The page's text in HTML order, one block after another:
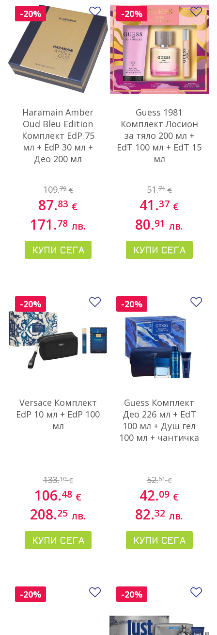
Haramain Amber
Oud Bleu Edition
Комплект EdP 75
мл + EdP 30 мл +
Део 200 мл
109.79 €
87.83 €
171.78 лв.
КУПИ СЕГА
-20% Добави в любими
Guess 1981
Комплект Лосион
за тяло 200 мл +
EdT 100 мл + EdT 15
мл
51.71 €
41.37 €
80.91 лв.
КУПИ СЕГА
-20%
Versace Комплект
EdP 10 мл + EdP 100
мл
133.10 €
106.48 €
208.25 лв.
КУПИ СЕГА
-20% Добави в любими
Guess Комплект
Део 226 мл + EdT
100 мл + Душ гел
100 мл + чантичка
52.61 €
42.09 €
82.32 лв.
КУПИ СЕГА
-20%
-20% Добави в любими
-20%